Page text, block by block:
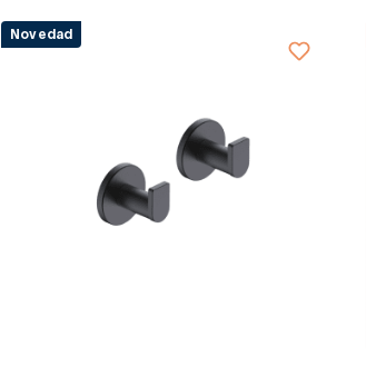
Novedad